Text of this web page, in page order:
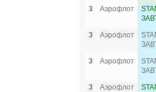
3
Аэрофлот
3
Аэрофлот
3
Аэрофлот
3
Аэрофлот